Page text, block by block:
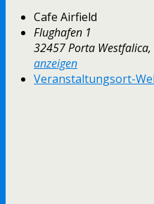
Cafe Airfield
Flughafen 1
32457 Porta Westfalica,
anzeigen
Veranstaltungsort-